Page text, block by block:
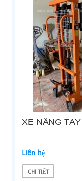
XE NÂNG
Liên hệ
CHI TIẾT